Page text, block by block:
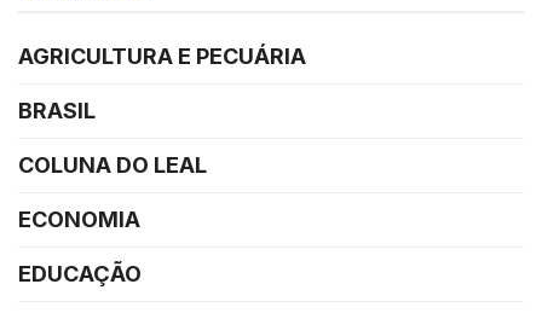
AGRICULTURA E PECUÁRIA
BRASIL
COLUNA DO LEAL
ECONOMIA
EDUCAÇÃO